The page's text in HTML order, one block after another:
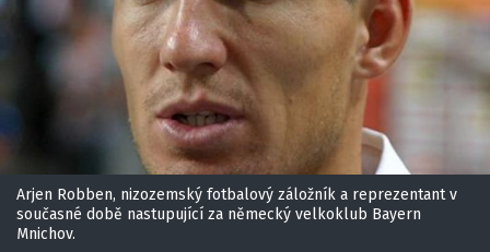
Arjen Robben, nizozemský fotbalový záložník a reprezentant v
současné době nastupující za německý velkoklub Bayern
Mnichov.